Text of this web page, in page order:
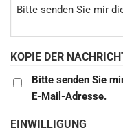
KOPIE DER
Bitte senden Sie
E-Mail-Adresse.
EINWILLIGUNG